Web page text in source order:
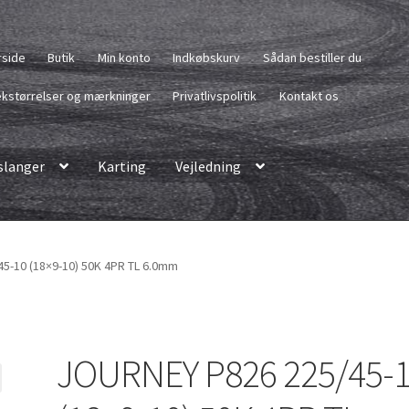
Butik Min konto Indkøbskurv Sådan bestiller du
og mærkninger Privatlivspolitik Kontakt os
Karting
Vejledning
10 (18×9-10) 50K 4PR TL 6.0mm
JOURNEY P826 225/45-